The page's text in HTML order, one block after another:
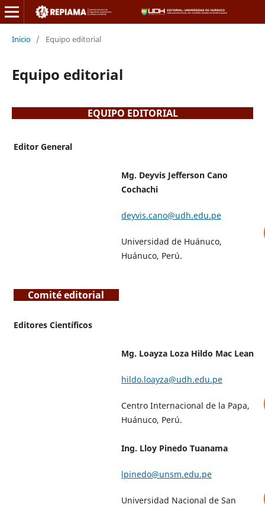
Inicio / Equipo editorial
Equipo editorial
EQUIPO EDITORIAL
Editor General
Mg. Deyvis Jefferson Cano
Cochachi
deyvis.cano@udh.edu.pe
Universidad de Huánuco,
Huánuco, Perú.
Comité editorial
Editores Científicos
Mg. Loayza Loza Hildo Mac Lean
hildo.loayza@udh.edu.pe
Centro Internacional de la Papa,
Huánuco, Perú.
Ing. Lloy Pinedo Tuanama
lpinedo@unsm.edu.pe
Universidad Nacional de San